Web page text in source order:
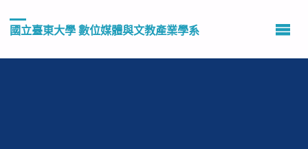
國立臺東大學 數位媒體與文教產業學系